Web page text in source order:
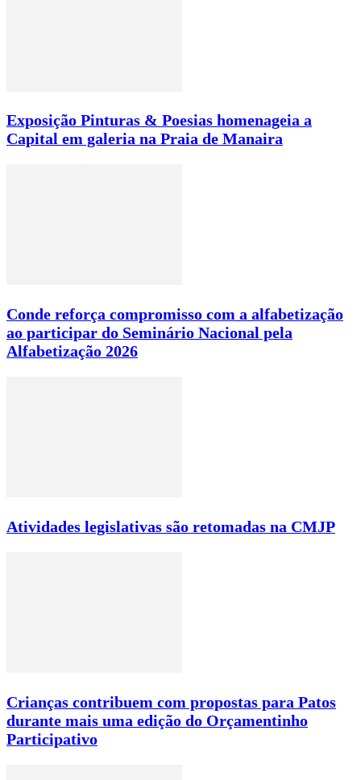
Exposição Pinturas & Poesias homenageia a
Capital em galeria na Praia de Manaira
Conde reforça compromisso com a alfabetização
ao participar do Seminário Nacional pela
Alfabetização 2026
Atividades legislativas são retomadas na CMJP
Crianças contribuem com propostas para Patos
durante mais uma edição do Orçamentinho
Participativo